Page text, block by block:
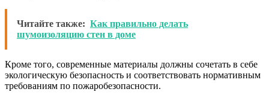
Читайте также: Как правильно делать
шумоизоляцию стен в доме
Кроме того, современные материалы должны сочетать в себе
экологическую безопасность и соответствовать нормативным
требованиям по пожаробезопасности.